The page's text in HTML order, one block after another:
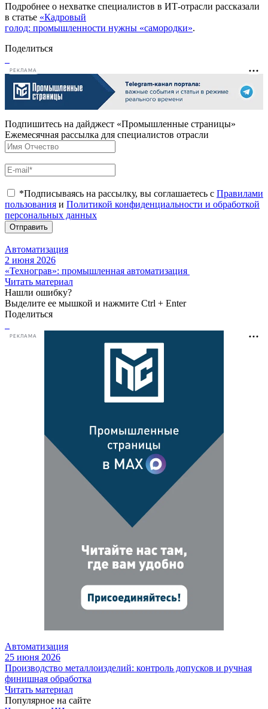
Подробнее о нехватке специалистов в ИТ-отрасли рассказали
в статье «Кадровый
голод: промышленности нужны «самородки».
Поделиться
РЕКЛАМА
Подпишитесь на дайджест «Промышленные страницы»
Ежемесячная рассылка для специалистов отрасли
*Подписываясь на рассылку, вы соглашаетесь с Правилами
пользования и Политикой конфиденциальности и обработкой
персональных данных
Отправить
Автоматизация
2 июня 2026
«Технограв»: промышленная автоматизация
Читать материал
Нашли ошибку?
Выделите ее мышкой и нажмите Ctrl + Enter
Поделиться
РЕКЛАМА
Автоматизация
25 июня 2026
Производство металлоизделий: контроль допусков и ручная
финишная обработка
Читать материал
Популярное на сайте